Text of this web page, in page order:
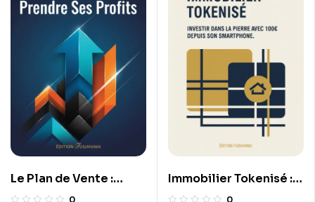
Le Plan de Vente :
Prendre Ses Profits
0
Immobilier Tokenisé :
Investir dans la pierre
0